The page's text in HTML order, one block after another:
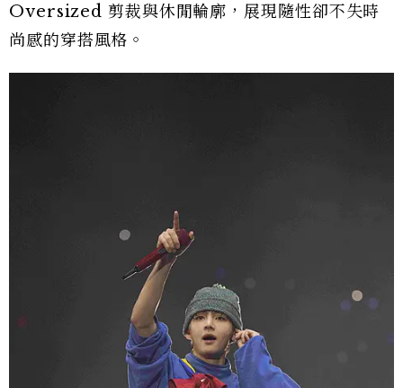
Oversized 剪裁與休閒輪廓，展現隨性卻不失時
尚感的穿搭風格。